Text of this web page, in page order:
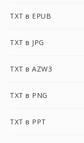
TXT в EPUB
TXT в JPG
TXT в AZW3
TXT в PNG
TXT в PPT